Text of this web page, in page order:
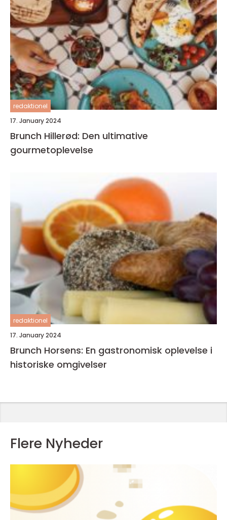
redaktionel
17. January 2024
Brunch Hillerød: Den ultimative
gourmetoplevelse
redaktionel
17. January 2024
Brunch Horsens: En gastronomisk oplevelse i
historiske omgivelser
Flere Nyheder